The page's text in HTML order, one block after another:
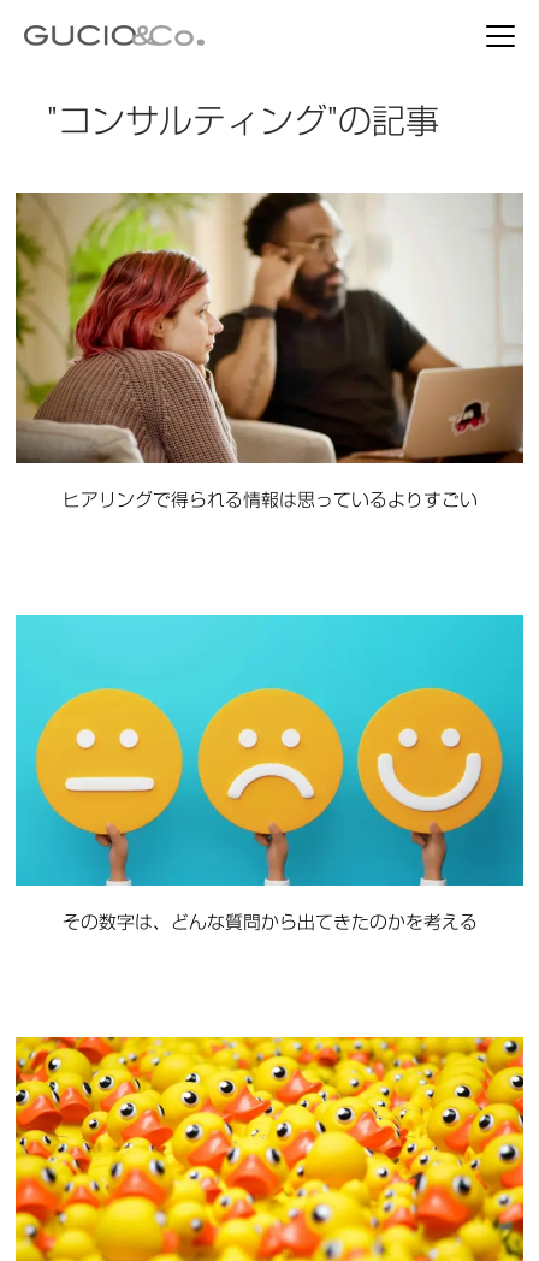
"コンサルティング"の記事
ヒアリングで得られる情報は思っているよりすごい
その数字は、どんな質問から出てきたのかを考える